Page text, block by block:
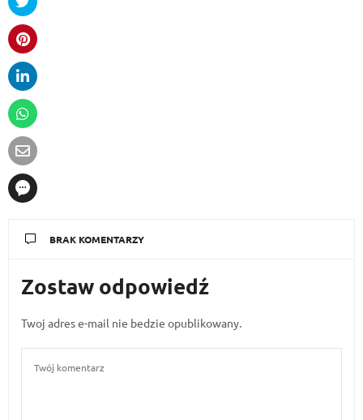
BRAK KOMENTARZY
Zostaw odpowiedź
Twoj adres e-mail nie bedzie opublikowany.